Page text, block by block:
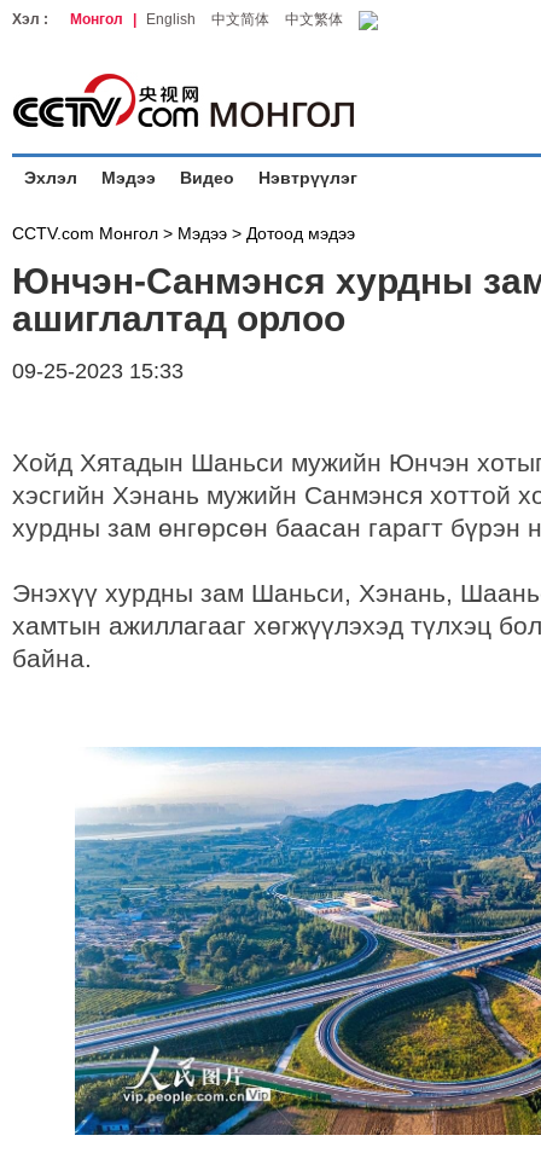
Хэл : Монгол English 中文简体 中文繁体
Эхлэл Мэдээ Видео Нэвтрүүлэг
CCTV.com Монгол > Мэдээ > Дотоод мэдээ
Юнчэн-Санмэнся хурдны
ашиглалтад орлоо
09-25-2023 15:33
Хойд Хятадын Шаньси мужийн Юнчэн
хэсгийн Хэнань мужийн Санмэнся хоттой
хурдны зам өнгөрсөн баасан гарагт бүрэн
Энэхүү хурдны зам Шаньси, Хэнань,
хамтын ажиллагааг хөгжүүлэхэд түлхэц
байна.